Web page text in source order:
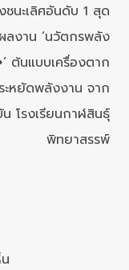
ชนะเลิศอันดับ 1 สุด
ลงาน ‘นวัตกรพลัง
ต้นแบบเครื่องตาก
ะหยัดพลังงาน จาก
โรงเรียนกาฬสินธุ์
พิทยาสรรพ์